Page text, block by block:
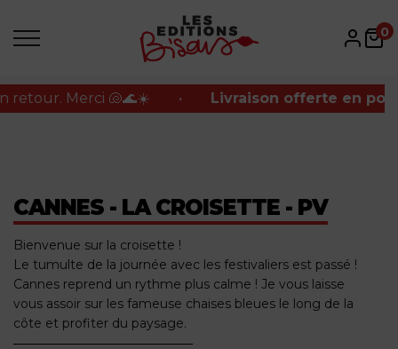
Livraison offerte en point
Merci 🐚🌊☀️ Livraison offerte en point
0
CANNES - LA CROISETTE - PV
Bienvenue sur la croisette !
Le tumulte de la journée avec les festivaliers est passé !
Cannes reprend un rythme plus calme ! Je vous laisse
vous assoir sur les fameuse chaises bleues le long de la
côte et profiter du paysage.